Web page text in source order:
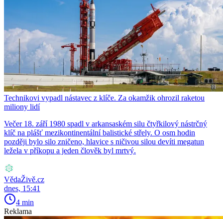
Technikovi vypadl nástavec z klíče. Za okamžik ohrozil raketou
miliony lidí
Večer 18. září 1980 spadl v arkansaském silu čtyřkilový nástrčný
klíč na plášť mezikontinentální balistické střely. O osm hodin
později bylo silo zničeno, hlavice s ničivou silou devíti megatun
ležela v příkopu a jeden člověk byl mrtvý.
VědaŽivě.cz
dnes, 15:41
4 min
Reklama